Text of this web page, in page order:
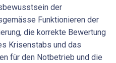
der
Funktionieren der
die korrekte Bewertung
Krisenstabs und das
für den Notbetrieb und die